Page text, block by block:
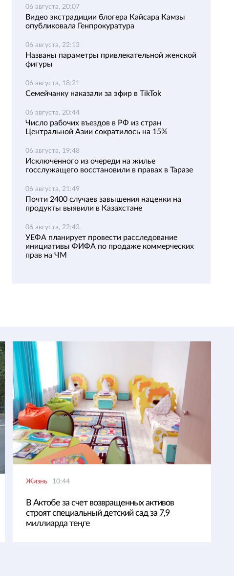
06 августа, 20:07
Видео экстрадиции блогера Кайсара Камзы
опубликовала Генпрокуратура
06 августа, 22:13
Названы параметры привлекательной женской
фигуры
06 августа, 18:21
Семейчанку наказали за эфир в TikTok
06 августа, 20:44
Число рабочих въездов в РФ из стран
Центральной Азии сократилось на 15%
06 августа, 19:48
Исключенного из очереди на жилье
госслужащего восстановили в правах в Таразе
06 августа, 21:49
Почти 2400 случаев завышения наценки на
продукты выявили в Казахстане
06 августа, 22:43
УЕФА планирует провести расследование
инициативы ФИФА по продаже коммерческих
прав на ЧМ
Жизнь 10:44
В Актобе за счет возвращенных активов
строят специальный детский сад за 7,9
миллиарда теңге